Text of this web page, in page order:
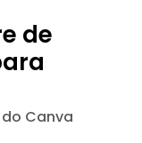
de
Canva